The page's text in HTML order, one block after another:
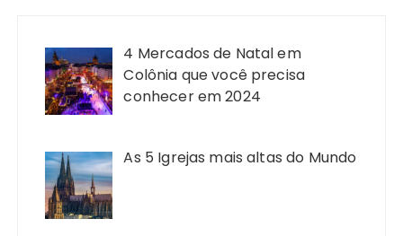
4 Mercados de Natal em
Colônia que você precisa
conhecer em 2024
As 5 Igrejas mais altas do Mundo